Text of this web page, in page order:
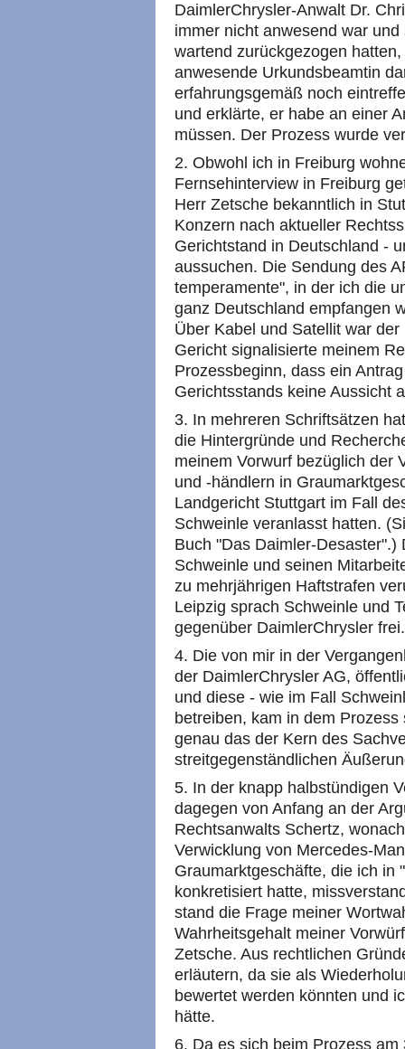
DaimlerChrysler-Anwalt Dr.
immer nicht anwesend war
wartend zurückgezogen
anwesende Urkundsbeamtin
erfahrungsgemäß noch
und erklärte, er habe an einer
müssen. Der Prozess wurde
2. Obwohl ich in Freiburg
Fernsehinterview in Freiburg
Herr Zetsche bekanntlich in
Konzern nach aktueller
Gerichtstand in Deutschland -
aussuchen. Die Sendung des
temperamente", in der ich die
ganz Deutschland empfangen
Über Kabel und Satellit war
Gericht signalisierte meinem
Prozessbeginn, dass ein
Gerichtsstands keine Aussicht
3. In mehreren Schriftsätzen
die Hintergründe und
meinem Vorwurf bezüglich der
und -händlern in
Landgericht Stuttgart im Fall
Schweinle veranlasst hatten.
Buch "Das Daimler-
Schweinle und seinen
zu mehrjährigen Haftstrafen
Leipzig sprach Schweinle und
gegenüber DaimlerChrysler frei.
4. Die von mir in der
der DaimlerChrysler AG,
und diese - wie im Fall
betreiben, kam in dem
genau das der Kern des
streitgegenständlichen
5. In der knapp halbstündigen
dagegen von Anfang an der
Rechtsanwalts Schertz,
Verwicklung von Mercedes-
Graumarktgeschäfte, die ich in
konkretisiert hatte,
stand die Frage meiner
Wahrheitsgehalt meiner
Zetsche. Aus rechtlichen
erläutern, da sie als
bewertet werden könnten und
hätte.
6. Da es sich beim Prozess